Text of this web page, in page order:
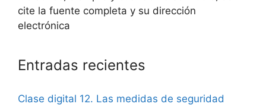
cite la fuente completa y su dirección
electrónica
Entradas recientes
Clase digital 12. Las medidas de seguridad